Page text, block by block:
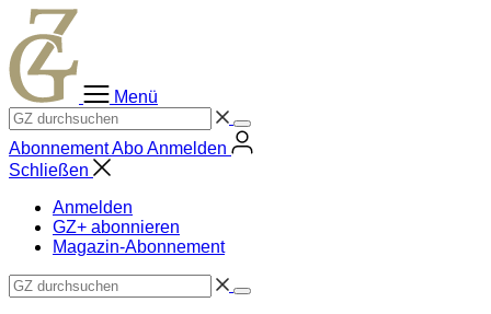
Zum
Inhalt
springen
Menü
AbonnementAboAnmelden
Schließen
Anmelden
GZ+ abonnieren
Magazin-Abonnement